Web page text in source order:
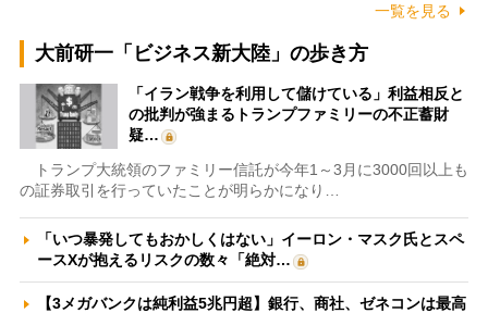
一覧を見る
大前研一「ビジネス新大陸」の歩き方
「イラン戦争を利用して儲けている」利益相反と
の批判が強まるトランプファミリーの不正蓄財
疑…
トランプ大統領のファミリー信託が今年1～3月に3000回以上も
の証券取引を行っていたことが明らかになり…
「いつ暴発してもおかしくはない」イーロン・マスク氏とスペ
ースXが抱えるリスクの数々「絶対…
【3メガバンクは純利益5兆円超】銀行、商社、ゼネコンは最高